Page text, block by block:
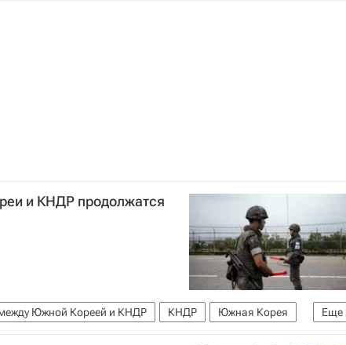
и КНДР продолжатся
Еще
Южной Кореей и КНДР КНДР
Южная Корея